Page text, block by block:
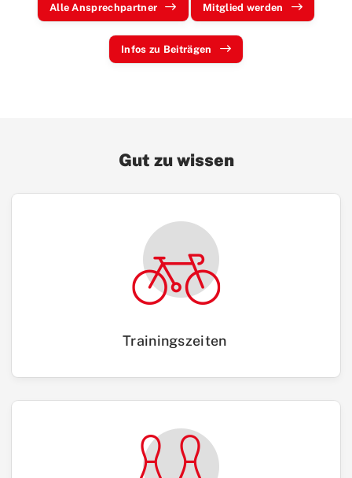
Alle Ansprechpartner Mitglied werden
Infos zu Beiträgen
Gut zu wissen
Trainingszeiten